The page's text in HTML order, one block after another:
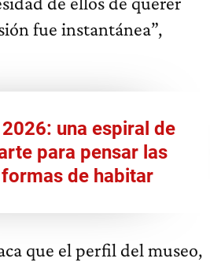
fue instantánea”,
2026: una espiral de
para pensar las
de habitar
que el perfil del museo,